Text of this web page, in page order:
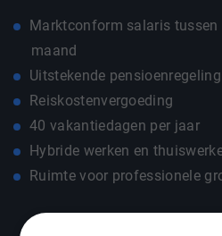
Marktconform salaris tussen
maand
Uitstekende pensioenregeling
Reiskostenvergoeding
40 vakantiedagen per jaar
Hybride werken en
Ruimte voor professionele